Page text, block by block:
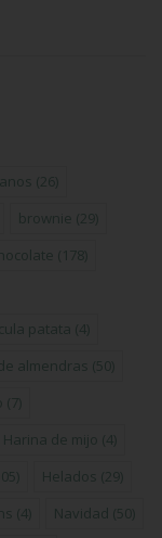
(26)
brownie (29)
(178)
patata (4)
almendras (50)
(7)
Harina de mijo (4)
Helados (29)
(4) Navidad (50)